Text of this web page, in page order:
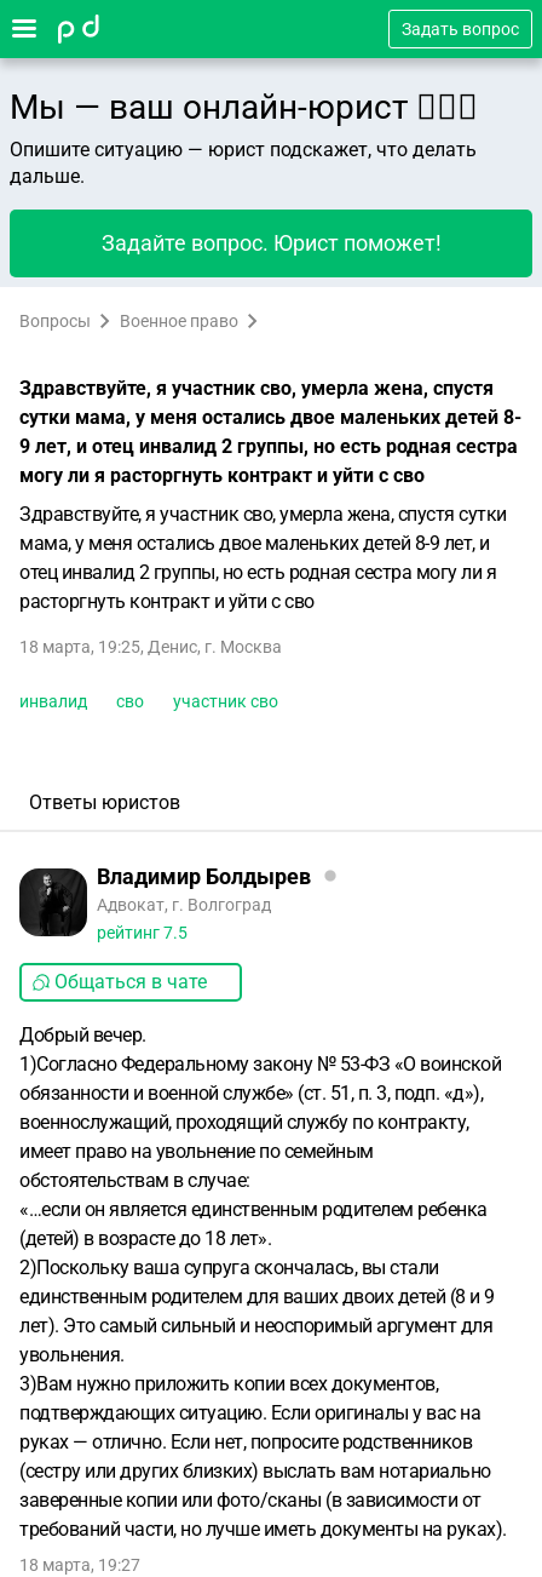
Задать вопрос
Мы — ваш онлайн-юрист 👨🏻‍⚖️
Опишите ситуацию — юрист подскажет, что делать
дальше.
Задайте вопрос. Юрист поможет!
Вопросы Военное право
Здравствуйте, я участник сво, умерла жена, спустя
сутки мама, у меня остались двое маленьких детей 8-
9 лет, и отец инвалид 2 группы, но есть родная сестра
могу ли я расторгнуть контракт и уйти с сво
Здравствуйте, я участник сво, умерла жена, спустя сутки
мама, у меня остались двое маленьких детей 8-9 лет, и
отец инвалид 2 группы, но есть родная сестра могу ли я
расторгнуть контракт и уйти с сво
18 марта, 19:25, Денис, г. Москва
инвалид сво участник сво
Ответы юристов
Владимир Болдырев
Адвокат, г. Волгоград
рейтинг7.5
Общаться в чате
Добрый вечер.
1)Согласно Федеральному закону № 53-ФЗ «О воинской
обязанности и военной службе» (ст. 51, п. 3, подп. «д»),
военнослужащий, проходящий службу по контракту,
имеет право на увольнение по семейным
обстоятельствам в случае:
«…если он является единственным родителем ребенка
(детей) в возрасте до 18 лет».
2)Поскольку ваша супруга скончалась, вы стали
единственным родителем для ваших двоих детей (8 и 9
лет). Это самый сильный и неоспоримый аргумент для
увольнения.
3)Вам нужно приложить копии всех документов,
подтверждающих ситуацию. Если оригиналы у вас на
руках — отлично. Если нет, попросите родственников
(сестру или других близких) выслать вам нотариально
заверенные копии или фото/сканы (в зависимости от
требований части, но лучше иметь документы на руках).
18 марта, 19:27